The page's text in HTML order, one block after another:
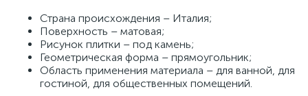
Страна происхождения – Италия;
Поверхность – матовая;
Рисунок плитки – под камень;
Геометрическая форма – прямоугольник;
Область применения материала – для ванной, для
гостиной, для общественных помещений.